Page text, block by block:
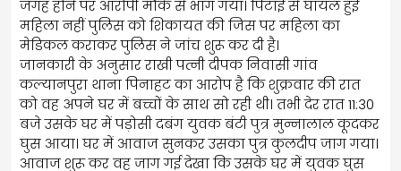
जगह होने पर आरोपी मौके से भाग गया। पिटाई से घायल हुई
महिला नहीं पुलिस को शिकायत की जिस पर महिला का
मेडिकल कराकर पुलिस ने जांच शुरू कर दी है।
जानकारी के अनुसार राखी पत्नी दीपक निवासी गांव
कल्यानपुरा थाना पिनाहट का आरोप है कि शुक्रवार की रात
को वह अपने घर में बच्चों के साथ सो रही थी। तभी देर रात 11:30
बजे उसके घर में पड़ोसी दबंग युवक बंटी पुत्र मुन्नालाल कूदकर
घुस आया। घर में आवाज सुनकर उसका पुत्र कुलदीप जाग गया।
आवाज शुरू कर वह जाग गई देखा कि उसके घर में युवक घुस